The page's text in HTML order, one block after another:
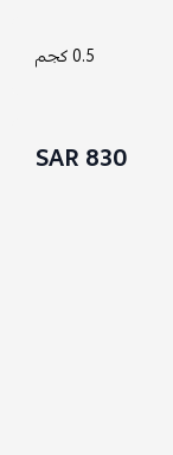
0.5 كجم
830 SAR